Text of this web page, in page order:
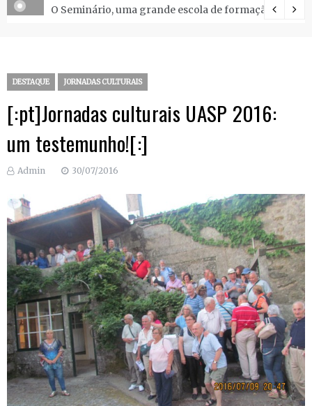
O Seminário, uma grande escola de formação.
DESTAQUE JORNADAS CULTURAIS
[:pt]Jornadas culturais UASP 2016:
um testemunho![:]
Admin 30/07/2016